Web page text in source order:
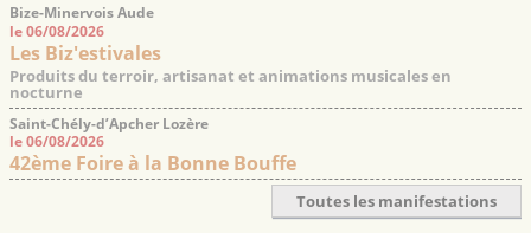
Bize-Minervois Aude
le 06/08/2026
Les Biz'estivales
Produits du terroir, artisanat et animations musicales en
nocturne
Saint-Chély-d’Apcher Lozère
le 06/08/2026
42ème Foire à la Bonne Bouffe
Toutes les manifestations